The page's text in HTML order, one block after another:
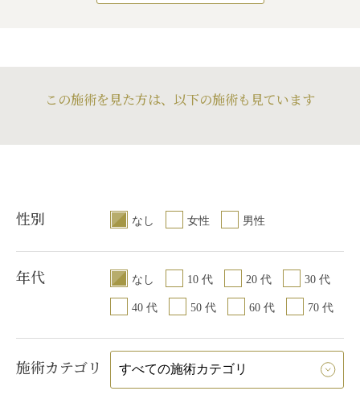
腫れる可能性
照射後／肌が弱いこの施術を見た方は、以下の施術も見ています
性別 なし 女性 男性
年代 なし 10 代 20 代 30 代
40 代 50 代 60 代 70 代
施術カテゴリ